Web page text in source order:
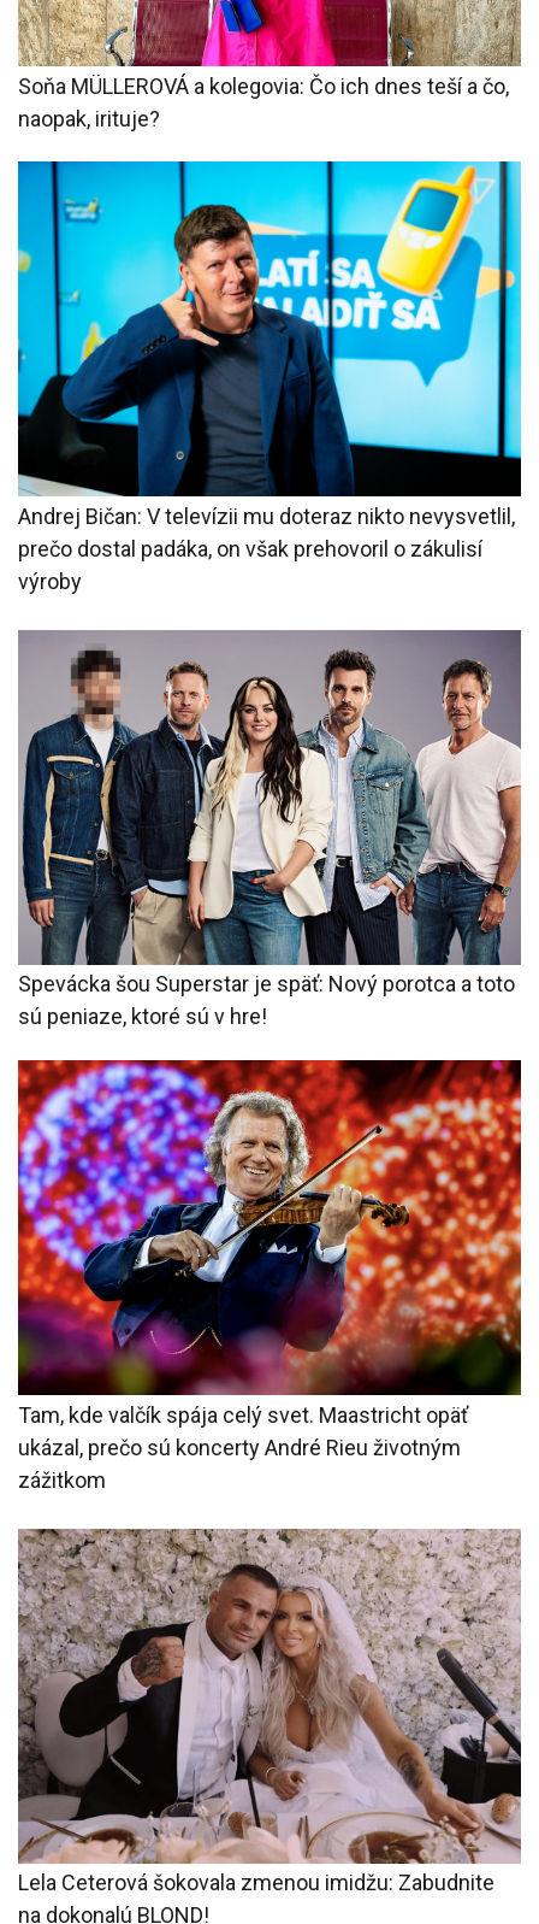
Soňa MÜLLEROVÁ a kolegovia: Čo ich dnes teší a čo,
naopak, irituje?
Andrej Bičan: V televízii mu doteraz nikto nevysvetlil,
prečo dostal padáka, on však prehovoril o zákulisí
výroby
Spevácka šou Superstar je späť: Nový porotca a toto
sú peniaze, ktoré sú v hre!
Tam, kde valčík spája celý svet. Maastricht opäť
ukázal, prečo sú koncerty André Rieu životným
zážitkom
Lela Ceterová šokovala zmenou imidžu: Zabudnite
na dokonalú BLOND!